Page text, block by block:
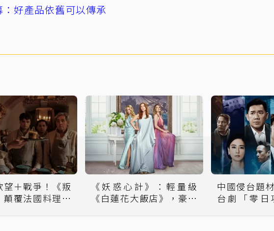
：好產品依舊可以傳承
望＋戰爭！《叛
顛覆法國料理傳
《妖惑心計》：輕量級
《白蓮花大飯店》，豪門
中國侵台題
台劇「零日